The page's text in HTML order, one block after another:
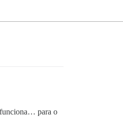
funciona… para o